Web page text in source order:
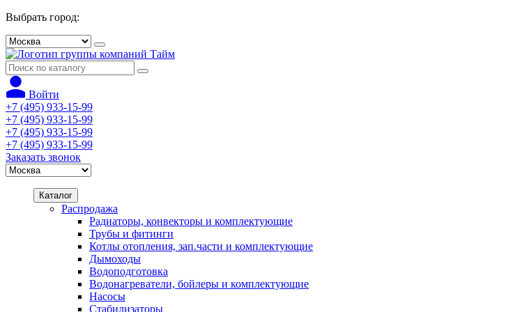
Выбрать город:
Войти
+7 (495) 933-15-99
+7 (495) 933-15-99
+7 (495) 933-15-99
+7 (495) 933-15-99
Заказать звонок
Каталог
Распродажа
Радиаторы, конвекторы и комплектующие
Трубы и фитинги
Котлы отопления, зап.части и комплектующие
Дымоходы
Водоподготовка
Водонагреватели, бойлеры и комплектующие
Насосы
Стабилизаторы